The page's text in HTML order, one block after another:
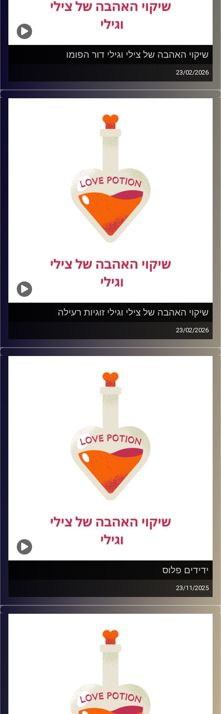
שיקוי האהבה של צילי וגילי דור הפומו
23/02/2026
היום אנחנו מדברות על דור הפומו.
הדור שתמיד שואל רגע… יש משהו יותר טוב שם בחוץ?
בעולם של אינסוף אפשרויות, דייטינג באפליקציות, ואשליה
שתמיד מחכה לנו שדרוג מעבר לפינה , נהיה קשה להישאר.
קשה לבחור. קשה להסתפק.
שיקוי האהבה של צילי וגילי זוגיות רעילה
23/02/2026
היום אנחנו פותחות נושא שלא תמיד נעים לגעת בו… אבל אי
אפשר להתעלם ממנו – זוגיות רעילה.
איך מזהים כשאהבה הופכת לשליטה?
ולמה לפעמים כל כך קשה לעזוב, גם כשכואב?
בפרק הזה נדבר בכנות, בלי פילטרים ובלי אשליות רומנטיות, על
מבפנים, ועל הדרך חזרה לעצמנו.
ידידים פלוס
23/11/2025
כולנו ראינו סרטים רומנטיים שבהם יזיזות מתחילה בטעות,
נגמרת בנשיקה, ומשם תוך דקה וחצי כבר עוברים לגור יחד.
במציאות זה קצת פחות הוליווד ורבה יותר בלגן. בפרק הזה
נדבר בכנות על מה זה באמת יזיזות, איך עושים את זה בלי
להסתבך ואיך שורדים את כל הרגעים המביכים שבדרך.